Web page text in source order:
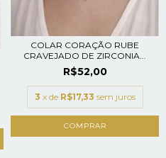
COLAR CORAÇÃO RUBE
CRAVEJADO DE ZIRCONIA...
R$52,00
3 x de R$17,33 sem juros